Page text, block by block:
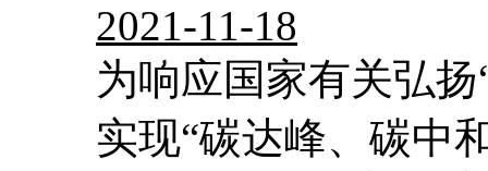
2021-11-18
为响应国家有关弘
实现“碳达峰、碳中